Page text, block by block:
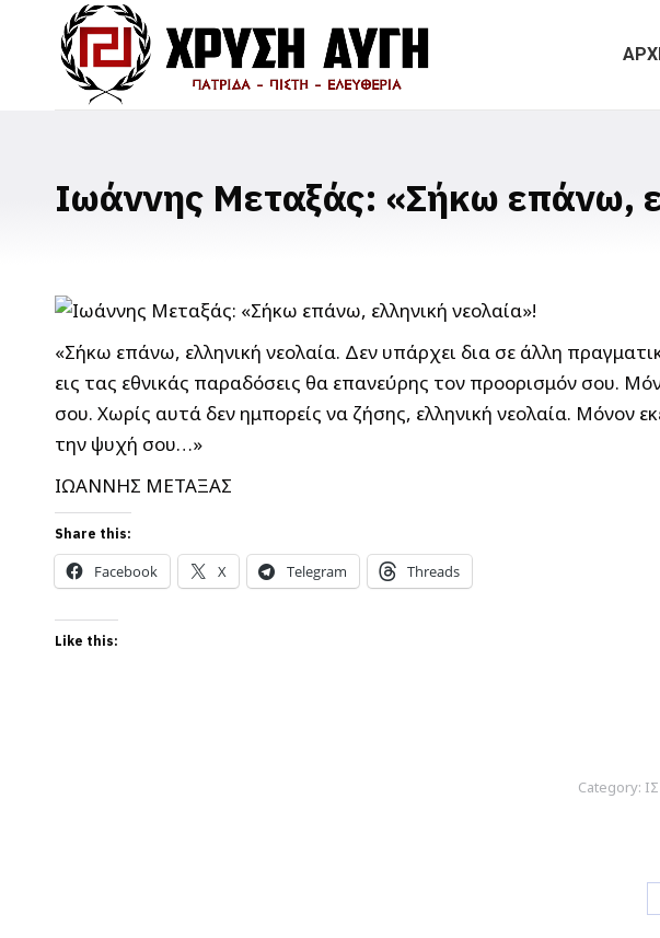
Ιωάννης Μεταξάς: «Σήκω επάνω,
«Σήκω επάνω, ελληνική νεολαία. Δεν υπάρχει δια σε άλλη
εις τας εθνικάς παραδόσεις θα επανεύρης τον προορισμόν σου.
σου. Χωρίς αυτά δεν ημπορείς να ζήσης, ελληνική νεολαία. Μόνον
την ψυχή σου…»
IΩΑΝΝΗΣ ΜΕΤΑΞΑΣ
Share this:
Facebook X Telegram Threads
Like this:
Category: